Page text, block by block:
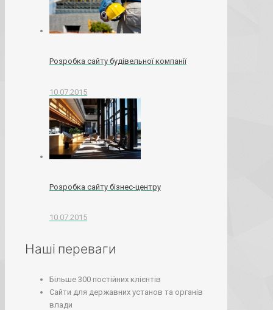
Розробка сайту будівельної компанії
10.07.2015
Розробка сайту бізнес-центру
10.07.2015
Наші переваги
Більше 300 постійних клієнтів
Сайти для державних установ та органів
влади